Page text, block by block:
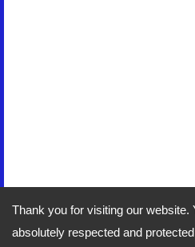
Thank you for visiting our website.
absolutely respected and